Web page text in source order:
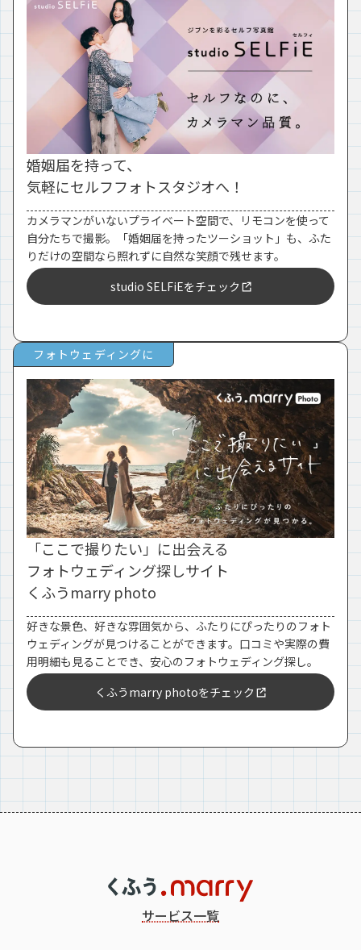
婚姻届を持って、
気軽にセルフフォトスタジオへ！
カメラマンがいないプライベート空間で、リモコンを使って
自分たちで撮影。「婚姻届を持ったツーショット」も、ふた
りだけの空間なら照れずに自然な笑顔で残せます。
studio SELFiEをチェック
フォトウェディングに
「ここで撮りたい」に出会える
フォトウェディング探しサイト
くふうmarry photo
好きな景色、好きな雰囲気から、ふたりにぴったりのフォト
ウェディングが見つけることができます。口コミや実際の費
用明細も見ることでき、安心のフォトウェディング探し。
くふうmarry photoをチェック
サービス一覧